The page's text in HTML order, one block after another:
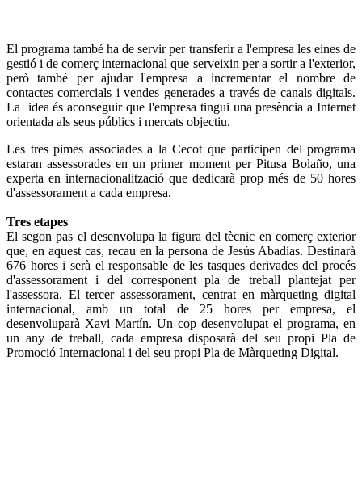
El programa també ha de servir per transferir a l'empresa les eines de
gestió i de comerç internacional que serveixin per a sortir a l'exterior,
però també per ajudar l'empresa a incrementar el nombre de
contactes comercials i vendes generades a través de canals digitals.
La idea és aconseguir que l'empresa tingui una presència a Internet
orientada als seus públics i mercats objectiu.
Les tres pimes associades a la Cecot que participen del programa
estaran assessorades en un primer moment per Pitusa Bolaño, una
experta en internacionalització que dedicarà prop més de 50 hores
d'assessorament a cada empresa.
Tres etapes
El segon pas el desenvolupa la figura del tècnic en comerç exterior
que, en aquest cas, recau en la persona de Jesús Abadías. Destinarà
676 hores i serà el responsable de les tasques derivades del procés
d'assessorament i del corresponent pla de treball plantejat per
l'assessora. El tercer assessorament, centrat en màrqueting digital
internacional, amb un total de 25 hores per empresa, el
desenvoluparà Xavi Martín. Un cop desenvolupat el programa, en
un any de treball, cada empresa disposarà del seu propi Pla de
Promoció Internacional i del seu propi Pla de Màrqueting Digital.